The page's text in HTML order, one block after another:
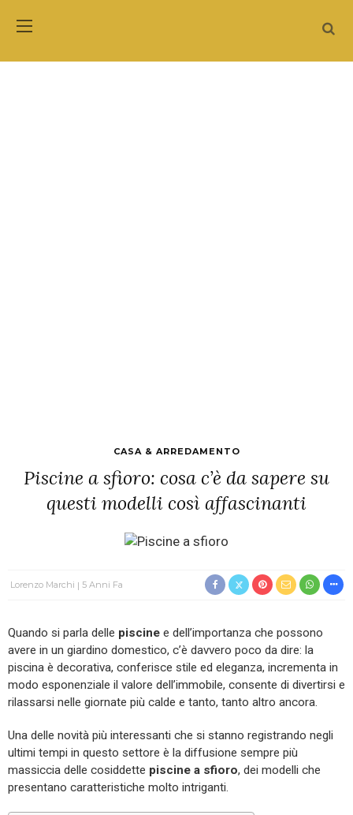
CASA & ARREDAMENTO
Piscine a sfioro: cosa c’è da sapere su
questi modelli così affascinanti
Lorenzo Marchi 5 Anni Fa
Quando si parla delle piscine e dell’importanza che possono
avere in un giardino domestico, c’è davvero poco da dire: la
piscina è decorativa, conferisce stile ed eleganza, incrementa in
modo esponenziale il valore dell’immobile, consente di divertirsi e
rilassarsi nelle giornate più calde e tanto, tanto altro ancora.
Una delle novità più interessanti che si stanno registrando negli
ultimi tempi in questo settore è la diffusione sempre più
massiccia delle cosiddette piscine a sfioro, dei modelli che
presentano caratteristiche molto intriganti.